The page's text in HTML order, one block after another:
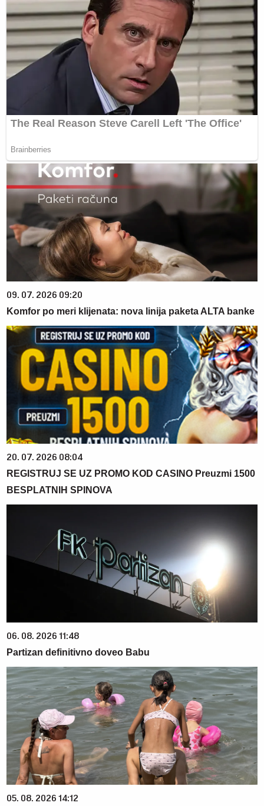
09. 07. 2026 09:20
Komfor po meri klijenata: nova linija paketa ALTA banke
20. 07. 2026 08:04
REGISTRUJ SE UZ PROMO KOD CASINO Preuzmi 1500
BESPLATNIH SPINOVA
06. 08. 2026 11:48
Partizan definitivno doveo Babu
05. 08. 2026 14:12